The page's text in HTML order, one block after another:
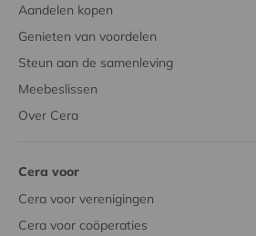
Aandelen kopen
Genieten van voordelen
Steun aan de samenleving
Meebeslissen
Over Cera
Cera voor
Cera voor verenigingen
Cera voor coöperaties